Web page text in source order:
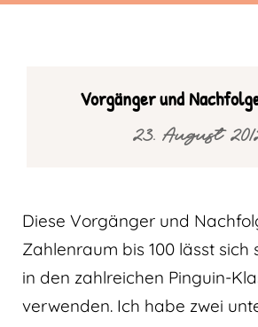
Vorgänger und
23. August
Diese Vorgänger und
Zahlenraum bis 100 lässt sich
in den zahlreichen Pinguin-
verwenden. Ich habe zwei